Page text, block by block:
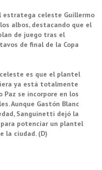
estratega celeste Guillermo
albos, destacando que el
de juego tras el
de final de la Copa
es que el plantel
ya está totalmente
Paz se incorpore en los
Aunque Gastón Blanc
Sanguinetti dejó la
potenciar un plantel
la ciudad. (D)